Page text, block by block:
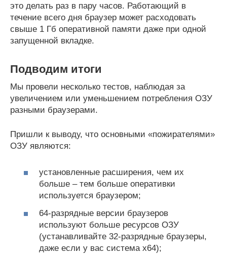
это делать раз в пару часов. Работающий в
течение всего дня браузер может расходовать
свыше 1 Гб оперативной памяти даже при одной
запущенной вкладке.
Подводим итоги
Мы провели несколько тестов, наблюдая за
увеличением или уменьшением потребления ОЗУ
разными браузерами.
Пришли к выводу, что основными «пожирателями»
ОЗУ являются:
установленные расширения, чем их
больше – тем больше оперативки
используется браузером;
64-разрядные версии браузеров
используют больше ресурсов ОЗУ
(устанавливайте 32-разрядные браузеры,
даже если у вас система x64);